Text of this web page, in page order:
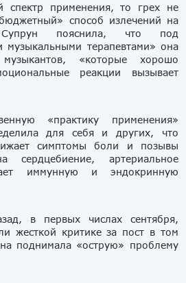
применения, то грех не
способ излечений на
пояснила, что под
музыкальными терапевтами» она
«которые хорошо
реакции вызывает
«практику применения»
для себя и других, что
симптомы боли и позывы
артериальное
иммунную и эндокринную
в первых числах сентября,
жесткой критике за пост в том
поднимала «острую» проблему